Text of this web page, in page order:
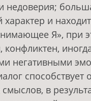
недоверия;
и
Я», при
конфликтен,
негативными
в